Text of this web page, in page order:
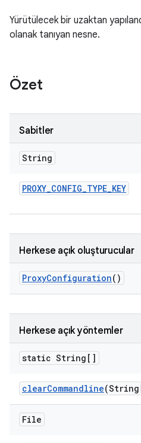
Yürütülecek bir uzaktan
olanak tanıyan nesne.
Özet
Sabitler
String
PROXY_CONFIG_TYPE_KEY
Herkese açık oluşturucular
ProxyConfiguration()
Herkese açık yöntemler
static String[]
clearCommandline
File